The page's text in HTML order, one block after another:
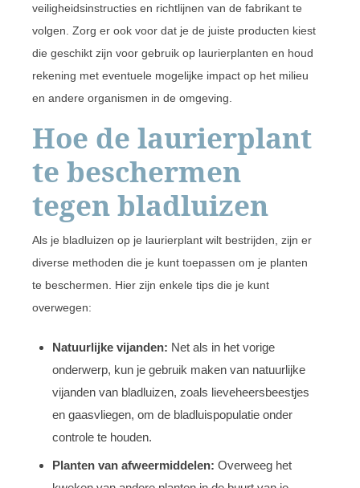
veiligheidsinstructies en richtlijnen van de fabrikant te
volgen. Zorg er ook voor dat je de juiste producten kiest
die geschikt zijn voor gebruik op laurierplanten en houd
rekening met eventuele mogelijke impact op het milieu
en andere organismen in de omgeving.
Hoe de laurierplant
te beschermen
tegen bladluizen
Als je bladluizen op je laurierplant wilt bestrijden, zijn er
diverse methoden die je kunt toepassen om je planten
te beschermen. Hier zijn enkele tips die je kunt
overwegen:
Natuurlijke vijanden: Net als in het vorige
onderwerp, kun je gebruik maken van natuurlijke
vijanden van bladluizen, zoals lieveheersbeestjes
en gaasvliegen, om de bladluispopulatie onder
controle te houden.
Planten van afweermiddelen: Overweeg het